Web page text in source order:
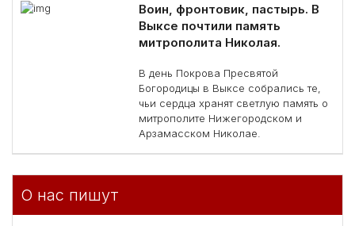
Воин, фронтовик, пастырь. В
Выксе почтили память
митрополита Николая.
В день Покрова Пресвятой
Богородицы в Выксе собрались те,
чьи сердца хранят светлую память о
митрополите Нижегородском и
Арзамасском Николае.
О нас пишут